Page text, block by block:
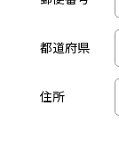
都道府県
住所